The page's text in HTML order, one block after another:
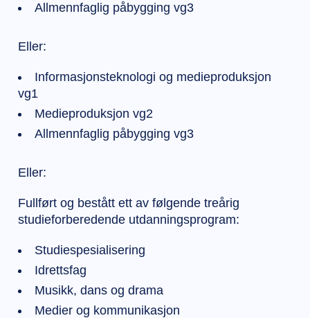
Allmennfaglig påbygging vg3
Eller:
Informasjonsteknologi og medieproduksjon
vg1
Medieproduksjon vg2
Allmennfaglig påbygging vg3
Eller:
Fullført og bestått ett av følgende treårig
studieforberedende utdanningsprogram:
Studiespesialisering
Idrettsfag
Musikk, dans og drama
Medier og kommunikasjon